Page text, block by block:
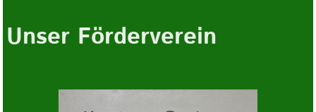
Unser Förderverein